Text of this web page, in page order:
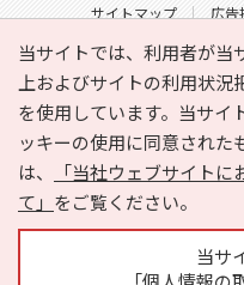
当サイトでは、利用者が当
上およびサイトの利用状況
を使用しています。当サイ
ッキーの使用に同意された
は、
「当社ウェブサイト
て」 をご覧ください。
当サ
サイトマップ
広告
サイトの内
Copyright ©